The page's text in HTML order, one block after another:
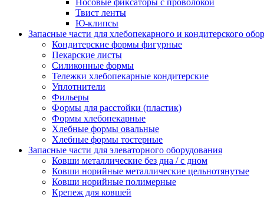
Твист ленты
Ю-клипсы
Запасные части для хлебопекарного и кондитерского
Кондитерские формы фигурные
Пекарские листы
Силиконные формы
Тележки хлебопекарные кондитерские
Уплотнители
Фильеры
Формы для расстойки (пластик)
Формы хлебопекарные
Хлебные формы овальные
Хлебные формы тостерные
Запасные части для элеваторного оборудования
Ковши металлические без дна / с дном
Ковши норийные металлические цельнотянутые
Ковши норийные полимерные
Крепеж для ковшей